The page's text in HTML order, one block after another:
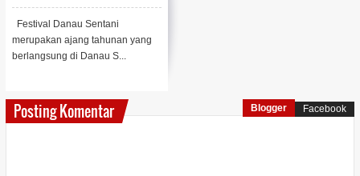
Festival Danau Sentani
merupakan ajang tahunan yang
berlangsung di Danau S...
Posting Komentar Blogger Facebook